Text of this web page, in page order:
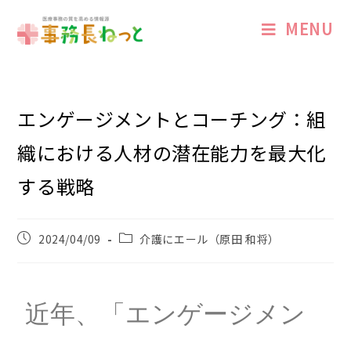
MENU
エンゲージメントとコーチング：組
織における人材の潜在能力を最大化
する戦略
2024/04/09 介護にエール（原田 和将）
近年、「エンゲージメン